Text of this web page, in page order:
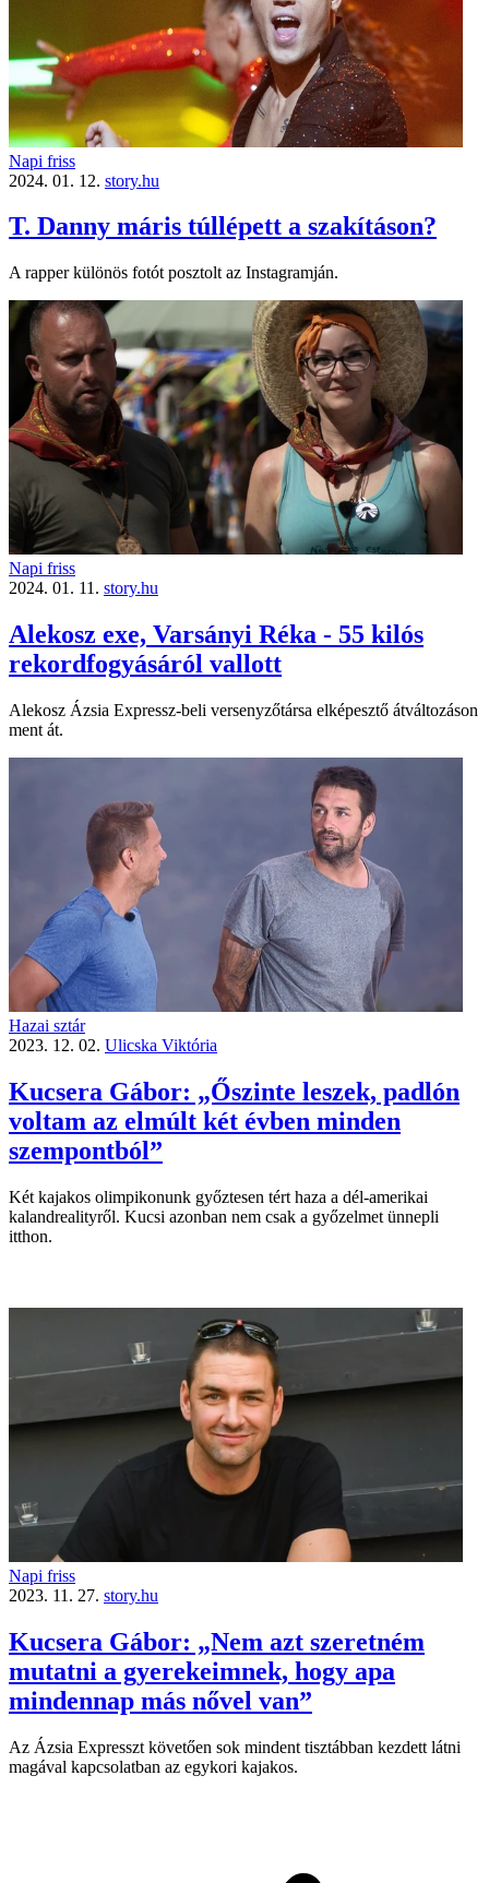
Napi friss
2024. 01. 12. story.hu
T. Danny máris túllépett a szakításon?
A rapper különös fotót posztolt az Instagramján.
Napi friss
2024. 01. 11. story.hu
Alekosz exe, Varsányi Réka - 55 kilós
rekordfogyásáról vallott
Alekosz Ázsia Expressz-beli versenyzőtársa elképesztő átváltozáson
ment át.
Hazai sztár
2023. 12. 02. Ulicska Viktória
Kucsera Gábor: „Őszinte leszek, padlón
voltam az elmúlt két évben minden
szempontból”
Két kajakos olimpikonunk győztesen tért haza a dél-amerikai
kalandrealityről. Kucsi azonban nem csak a győzelmet ünnepli
itthon.
Napi friss
2023. 11. 27. story.hu
Kucsera Gábor: „Nem azt szeretném
mutatni a gyerekeimnek, hogy apa
mindennap más nővel van”
Az Ázsia Expresszt követően sok mindent tisztábban kezdett látni
magával kapcsolatban az egykori kajakos.